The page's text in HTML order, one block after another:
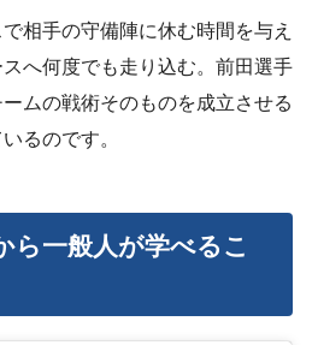
相手の守備陣に休む時間を与え
へ何度でも走り込む。前田選手
ムの戦術そのものを成立させる
るのです。
ら一般人が学べるこ